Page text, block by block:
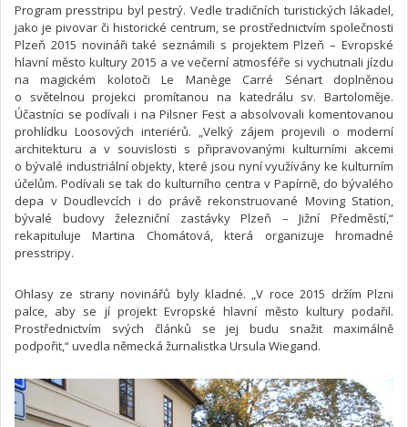
Program presstripu byl pestrý. Vedle tradičních turistických lákadel,
jako je pivovar či historické centrum, se prostřednictvím společnosti
Plzeň 2015 novináři také seznámili s projektem Plzeň – Evropské
hlavní město kultury 2015 a ve večerní atmosféře si vychutnali jízdu
na magickém kolotoči Le Manège Carré Sénart doplněnou
o světelnou projekci promítanou na katedrálu sv. Bartoloměje.
Účastníci se podívali i na Pilsner Fest a absolvovali komentovanou
prohlídku Loosových interiérů. „Velký zájem projevili o moderní
architekturu a v souvislosti s připravovanými kulturními akcemi
o bývalé industriální objekty, které jsou nyní využívány ke kulturním
účelům. Podívali se tak do kulturního centra v Papírně, do bývalého
depa v Doudlevcích i do právě rekonstruované Moving Station,
bývalé budovy železniční zastávky Plzeň – Jižní Předměstí,“
rekapituluje Martina Chomátová, která organizuje hromadné
presstripy.
Ohlasy ze strany novinářů byly kladné. „V roce 2015 držím Plzni
palce, aby se jí projekt Evropské hlavní město kultury podařil.
Prostřednictvím svých článků se jej budu snažit maximálně
podpořit,“ uvedla německá žurnalistka Ursula Wiegand.